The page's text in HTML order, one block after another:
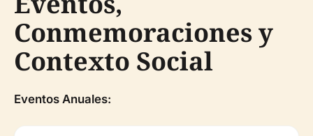
Conmemoraciones y
Contexto Social
Eventos Anuales: